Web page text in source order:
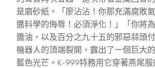
是磨砂紙。「廖沾沾！你那充滿腐敗
醬料學的侮辱！必須淨化！」「你將
醬油，以及百分之九十五的邪惡蒜頭
機器人的頂端裂開，露出了一個巨大
藍色光芒。K-999特務用它穿著燕尾